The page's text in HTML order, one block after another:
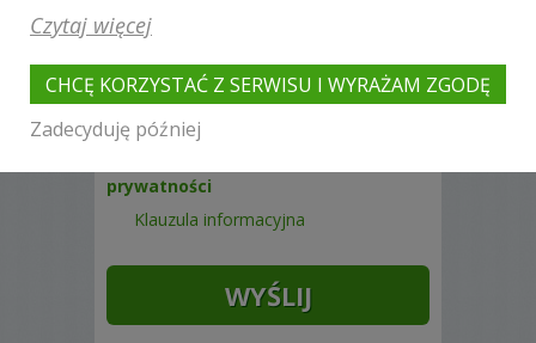
prywatności
Klauzula informacyjna
Czytaj więcej
CHCĘ KORZYSTAĆ Z SERWISU I WYRAŻAM ZGODĘ
Zadecyduję później